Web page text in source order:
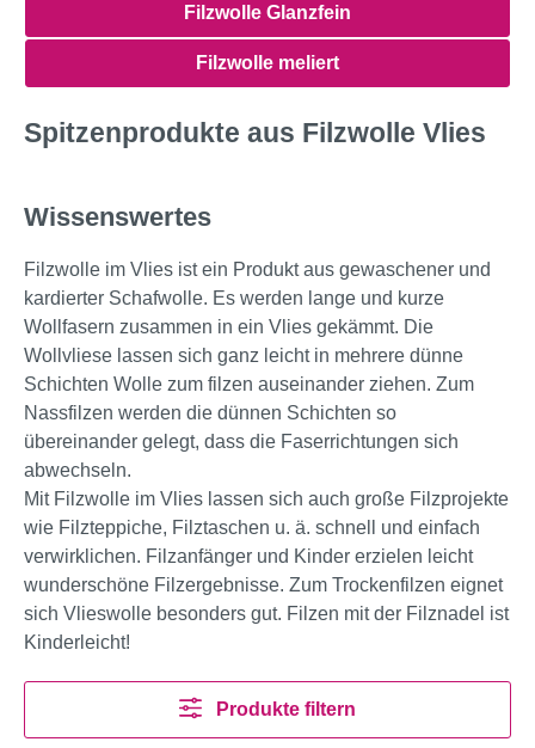
Filzwolle Glanzfein
Filzwolle meliert
Spitzenprodukte aus Filzwolle Vlies
Wissenswertes
Filzwolle im Vlies ist ein Produkt aus gewaschener und
kardierter Schafwolle. Es werden lange und kurze
Wollfasern zusammen in ein Vlies gekämmt. Die
Wollvliese lassen sich ganz leicht in mehrere dünne
Schichten Wolle zum filzen auseinander ziehen. Zum
Nassfilzen werden die dünnen Schichten so
übereinander gelegt, dass die Faserrichtungen sich
abwechseln.
Mit Filzwolle im Vlies lassen sich auch große Filzprojekte
wie Filzteppiche, Filztaschen u. ä. schnell und einfach
verwirklichen. Filzanfänger und Kinder erzielen leicht
wunderschöne Filzergebnisse. Zum Trockenfilzen eignet
sich Vlieswolle besonders gut. Filzen mit der Filznadel ist
Kinderleicht!
Produkte filtern